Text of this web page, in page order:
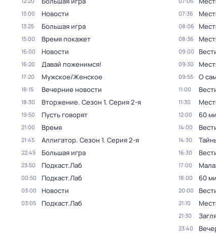
13:00 Новости
13:25 Большая игра
15:00 Время покажет
16:00 Новости
16:20 Давай поженимся!
17:20 Мужское/Женское
18:15 Вечерние новости
18:30 Вторжение. Сезон 1. Серия 2-я
19:50 Пусть говорят
21:00 Время
21:45 Аллигатор. Сезон 1. Серия 2-я
22:45 Большая игра
23:50 Подкаст.Лаб
00:50 Подкаст.Лаб
03:00 Новости
03:05 Подкаст.Лаб
07:36
08:06
08:36
09:00
09:30
09:55 О
11:00
11:30
12:00 60
14:00
14:30
16:30
17:00
18:00 60
20:00
21:10
21:30
23:40